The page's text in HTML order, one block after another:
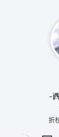
-
折